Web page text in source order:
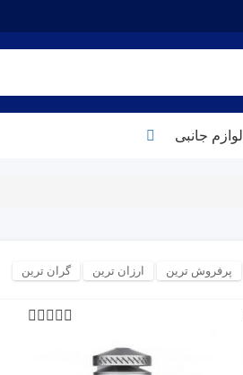
لوازم جانبی
پرفروش ترین ارزان ترین گران ترین